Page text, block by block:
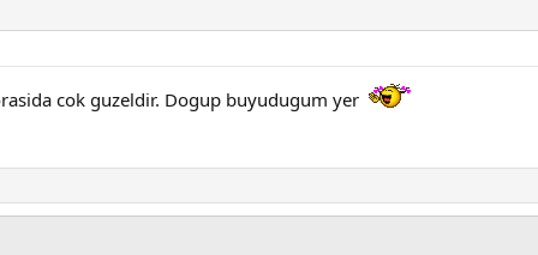
cok guzeldir. Dogup buyudugum yer